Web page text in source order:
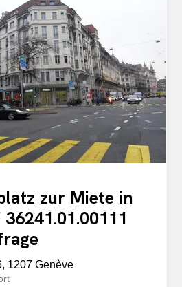
ihrer Ausstattung aus. Sie wurde
Komfort zu bieten und vereint
Lebensart in einer privilegierten
können
einen privaten Steg, einen
Liegeplatz für eine Yacht
auf dem Genfer Immobilienmarkt
äusserer Bereich
als eine Erweiterung des
zur Miete in
1207 Genève